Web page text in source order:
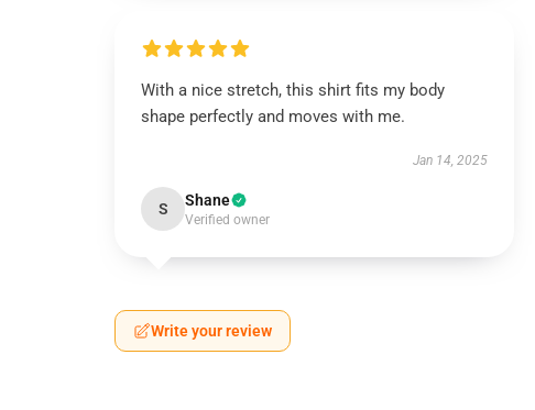
With a nice stretch, this shirt fits my body
shape perfectly and moves with me.
Jan 14, 2025
S Shane
Verified owner
Write your review